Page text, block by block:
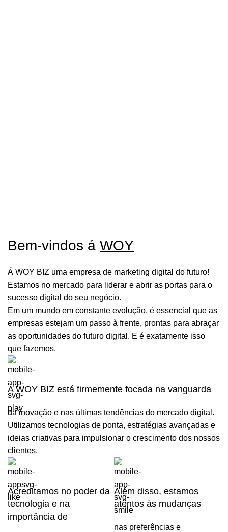
Bem-vindos á WOY
Á WOY BIZ uma empresa de marketing digital do futuro!
Estamos no mercado para liderar e abrir as portas para o
sucesso digital do seu negócio.
Em um mundo em constante evolução, é essencial que as
empresas estejam um passo à frente, prontas para abraçar
as oportunidades do futuro digital. E é exatamente isso
que fazemos.
A WOY BIZ está firmemente focada na vanguarda
da inovação e nas últimas tendências do mercado digital.
Utilizamos tecnologias de ponta, estratégias avançadas e
ideias criativas para impulsionar o crescimento dos nossos
clientes.
Acreditamos no poder da
tecnologia e na
importância de
Além disso, estamos
atentos às mudanças
nas preferências e